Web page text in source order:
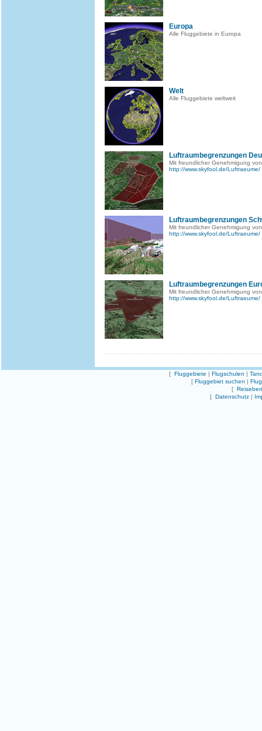
Europa
Alle Fluggebiete in Europa
Welt
Alle Fluggebiete weltweit
Luftraumbegrenzungen
Mit freundlicher Genehmigung
http://www.skyfool.de/Luftraeume/
Luftraumbegrenzungen
Mit freundlicher Genehmigung
http://www.skyfool.de/Luftraeume/
Luftraumbegrenzungen
Mit freundlicher Genehmigung
http://www.skyfool.de/Luftraeume/
[ Fluggebiete | Flugschulen |
[ Fluggebiet suchen |
[
[ Datenschutz |